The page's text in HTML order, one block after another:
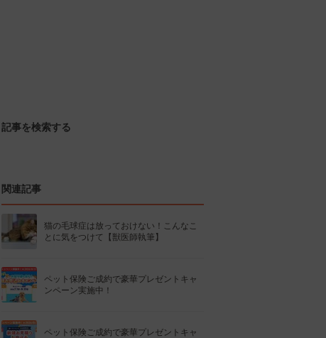
記事を検索する
関連記事
猫の毛球症は放っておけない！こんなこ
とに気をつけて【獣医師執筆】
ペット保険ご成約で豪華プレゼントキャ
ンペーン実施中！
ペット保険ご成約で豪華プレゼントキャ